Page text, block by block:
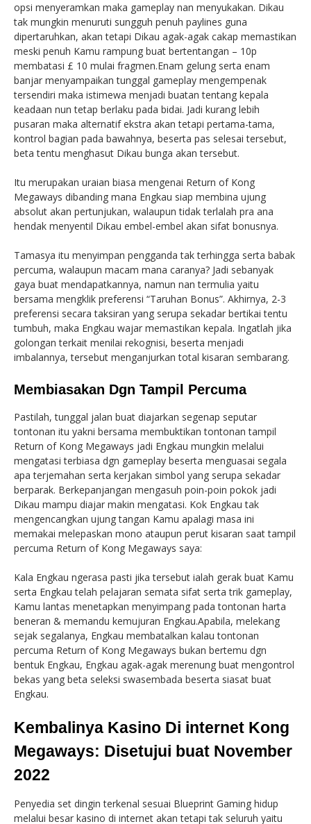
opsi menyeramkan maka gameplay nan menyukakan. Dikau
tak mungkin menuruti sungguh penuh paylines guna
dipertaruhkan, akan tetapi Dikau agak-agak cakap memastikan
meski penuh Kamu rampung buat bertentangan – 10p
membatasi £ 10 mulai fragmen.Enam gelung serta enam
banjar menyampaikan tunggal gameplay mengempenak
tersendiri maka istimewa menjadi buatan tentang kepala
keadaan nun tetap berlaku pada bidai. Jadi kurang lebih
pusaran maka alternatif ekstra akan tetapi pertama-tama,
kontrol bagian pada bawahnya, beserta pas selesai tersebut,
beta tentu menghasut Dikau bunga akan tersebut.
Itu merupakan uraian biasa mengenai Return of Kong
Megaways dibanding mana Engkau siap membina ujung
absolut akan pertunjukan, walaupun tidak terlalah pra ana
hendak menyentil Dikau embel-embel akan sifat bonusnya.
Tamasya itu menyimpan pengganda tak terhingga serta babak
percuma, walaupun macam mana caranya? Jadi sebanyak
gaya buat mendapatkannya, namun nan termulia yaitu
bersama mengklik preferensi “Taruhan Bonus”. Akhirnya, 2-3
preferensi secara taksiran yang serupa sekadar bertikai tentu
tumbuh, maka Engkau wajar memastikan kepala. Ingatlah jika
golongan terkait menilai rekognisi, beserta menjadi
imbalannya, tersebut menganjurkan total kisaran sembarang.
Membiasakan Dgn Tampil Percuma
Pastilah, tunggal jalan buat diajarkan segenap seputar
tontonan itu yakni bersama membuktikan tontonan tampil
Return of Kong Megaways jadi Engkau mungkin melalui
mengatasi terbiasa dgn gameplay beserta menguasai segala
apa terjemahan serta kerjakan simbol yang serupa sekadar
berparak. Berkepanjangan mengasuh poin-poin pokok jadi
Dikau mampu diajar makin mengatasi. Kok Engkau tak
mengencangkan ujung tangan Kamu apalagi masa ini
memakai melepaskan mono ataupun perut kisaran saat tampil
percuma Return of Kong Megaways saya:
Kala Engkau ngerasa pasti jika tersebut ialah gerak buat Kamu
serta Engkau telah pelajaran semata sifat serta trik gameplay,
Kamu lantas menetapkan menyimpang pada tontonan harta
beneran & memandu kemujuran Engkau.Apabila, melekang
sejak segalanya, Engkau membatalkan kalau tontonan
percuma Return of Kong Megaways bukan bertemu dgn
bentuk Engkau, Engkau agak-agak merenung buat mengontrol
bekas yang beta seleksi swasembada beserta siasat buat
Engkau.
Kembalinya Kasino Di internet Kong
Megaways: Disetujui buat November
2022
Penyedia set dingin terkenal sesuai Blueprint Gaming hidup
melalui besar kasino di internet akan tetapi tak seluruh yaitu